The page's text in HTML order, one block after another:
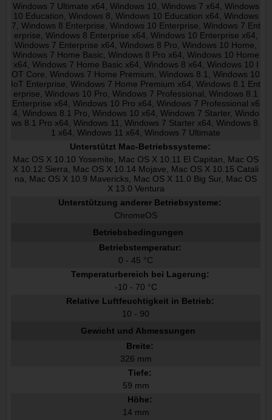
Windows 7 Ultimate x64, Windows 10, Windows 7 x64, Windows
10 Education, Windows 8, Windows 10 Education x64, Windows
7, Windows 8 Enterprise, Windows 10 Enterprise, Windows 7 Ent
erprise, Windows 8 Enterprise x64, Windows 10 Enterprise x64,
Windows 7 Enterprise x64, Windows 8 Pro, Windows 10 Home,
Windows 7 Home Basic, Windows 8 Pro x64, Windows 10 Home
x64, Windows 7 Home Basic x64, Windows 8 x64, Windows 10 I
OT Core, Windows 7 Home Premium, Windows 8.1, Windows 10
IoT Enterprise, Windows 7 Home Premium x64, Windows 8.1 Ent
erprise, Windows 10 Pro, Windows 7 Professional, Windows 8.1
Enterprise x64, Windows 10 Pro x64, Windows 7 Professional x6
4, Windows 8.1 Pro, Windows 10 x64, Windows 7 Starter, Windo
ws 8.1 Pro x64, Windows 11, Windows 7 Starter x64, Windows 8.
1 x64, Windows 11 x64, Windows 7 Ultimate
Unterstützt Mac-Betriebssysteme:
Mac OS X 10.10 Yosemite, Mac OS X 10.11 El Capitan, Mac OS
X 10.12 Sierra, Mac OS X 10.14 Mojave, Mac OS X 10.15 Catali
na, Mac OS X 10.9 Mavericks, Mac OS X 11.0 Big Sur, Mac OS
X 13.0 Ventura
Unterstützung anderer Betriebsysteme:
ChromeOS
Betriebsbedingungen
Betriebstemperatur:
0 - 45 °C
Temperaturbereich bei Lagerung:
-10 - 70 °C
Relative Luftfeuchtigkeit in Betrieb:
10 - 90
Gewicht und Abmessungen
Breite:
326 mm
Tiefe:
59 mm
Höhe:
14 mm